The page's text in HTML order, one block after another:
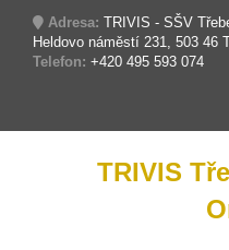
Adresa: TRIVIS - SŠV
Heldovo náměstí 231, 503 46
Telefon: +420 495 593 074
TRIVIS